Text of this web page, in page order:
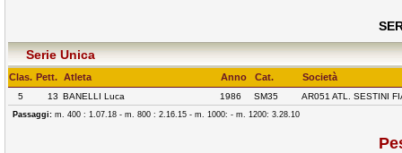
Serie Unica
Clas. Pett. Atleta Anno Cat. Società
5 13 BANELLI Luca 1986 SM35 AR051 ATL. SESTINI
Passaggi: m. 400 : 1.07.18 - m. 800 : 2.16.15 - m. 1000: - m. 1200: 3.28.10